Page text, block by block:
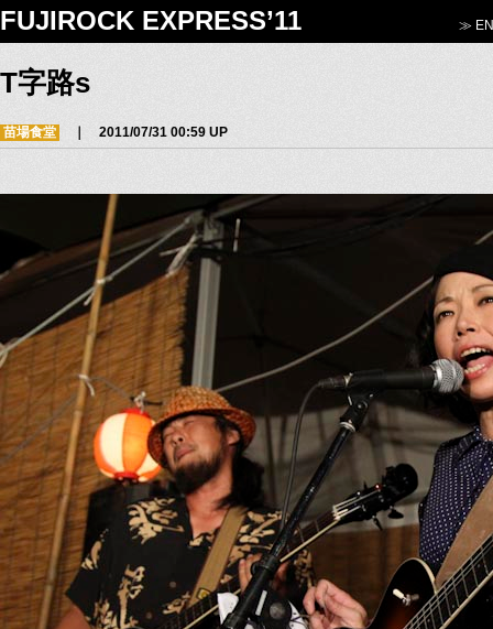
FUJIROCK EXPRESS’11 ≫
T字路s
苗場食堂 ｜ 2011/07/31 00:59 UP